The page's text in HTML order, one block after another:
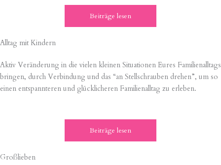
Beiträge lesen
Alltag mit Kindern
Aktiv Veränderung in die vielen kleinen Situationen Eures Familienalltags
bringen, durch Verbindung und das “an Stellschrauben drehen”, um so
einen entspannteren und glücklicheren Familienalltag zu erleben.
Beiträge lesen
Großlieben